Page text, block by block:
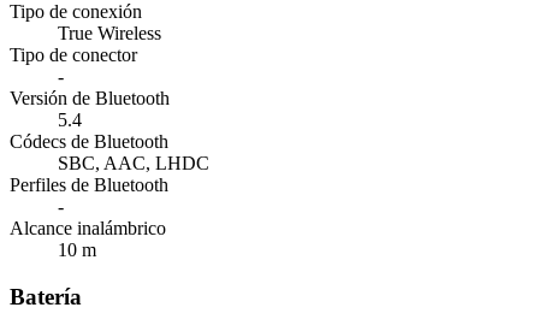
Tipo de conexión
True Wireless
Tipo de conector
-
Versión de Bluetooth
5.4
Códecs de Bluetooth
SBC, AAC, LHDC
Perfiles de Bluetooth
-
Alcance inalámbrico
10 m
Batería